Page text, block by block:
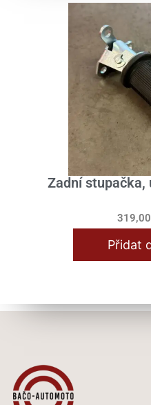
Zadní stupačka,
319,00
Přidat